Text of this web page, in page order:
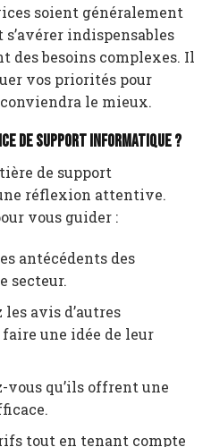
soient généralement
indispensables
des besoins complexes. Il
vos priorités pour
le mieux.
de support informatique ?
de support
réflexion attentive.
vous guider :
antécédents des
secteur.
avis d’autres
une idée de leur
vous qu’ils offrent une
tout en tenant compte